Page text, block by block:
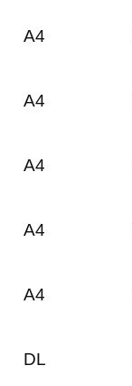
A4
A4
A4
A4
A4
DL